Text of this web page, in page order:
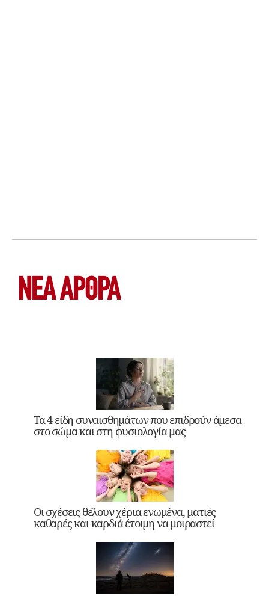
ΝΕΑ ΆΡΘΡΑ
Τα 4 είδη συναισθημάτων που επιδρούν άμεσα
στο σώμα και στη φυσιολογία μας
Οι σχέσεις θέλουν χέρια ενωμένα, ματιές
καθαρές και καρδιά έτοιμη να μοιραστεί